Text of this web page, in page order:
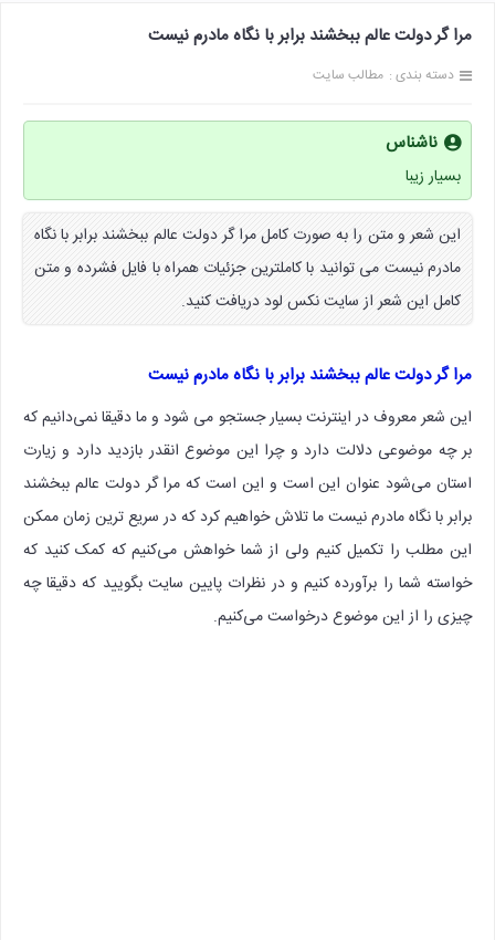
مرا گر دولت عالم ببخشند برابر با نگاه مادرم نیست
دسته بندی : مطالب سایت
ناشناس
بسیار زیبا
این شعر و متن را به صورت کامل مرا گر دولت عالم ببخشند برابر با نگاه
مادرم نیست می توانید با کاملترین جزئیات همراه با فایل فشرده و متن
کامل این شعر از سایت نکس لود دریافت کنید.
مرا گر دولت عالم ببخشند برابر با نگاه مادرم نیست
این شعر معروف در اینترنت بسیار جستجو می شود و ما دقیقا نمی‌دانیم که
بر چه موضوعی دلالت دارد و چرا این موضوع انقدر بازدید دارد و زیارت
استان می‌شود عنوان این است و این است که مرا گر دولت عالم ببخشند
برابر با نگاه مادرم نیست ما تلاش خواهیم کرد که در سریع ترین زمان ممکن
این مطلب را تکمیل کنیم ولی از شما خواهش می‌کنیم که کمک کنید که
خواسته شما را برآورده کنیم و در نظرات پایین سایت بگویید که دقیقا چه
چیزی را از این موضوع درخواست می‌کنیم.